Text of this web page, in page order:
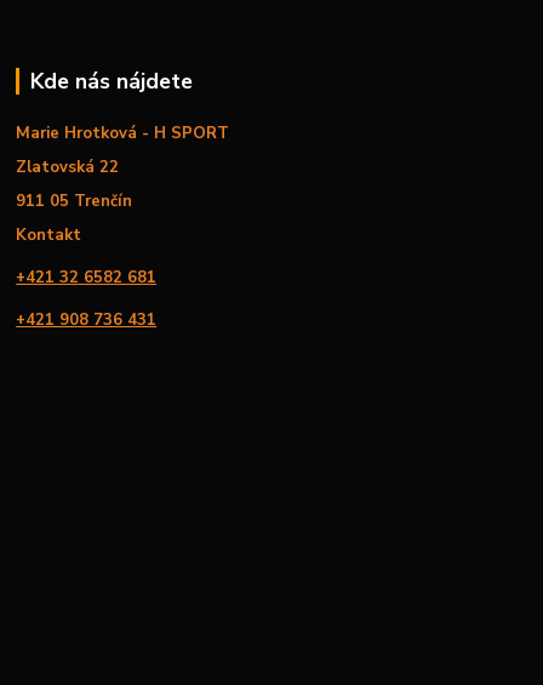
Kde nás nájdete
Marie Hrotková - H SPORT
Zlatovská 22
911 05 Trenčín
Kontakt
+421 32 6582 681
+421 908 736 431